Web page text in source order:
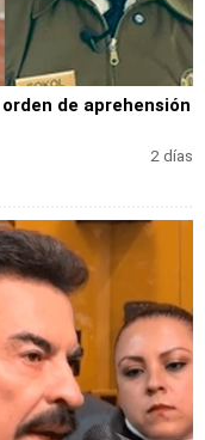
de aprehensión
2 días